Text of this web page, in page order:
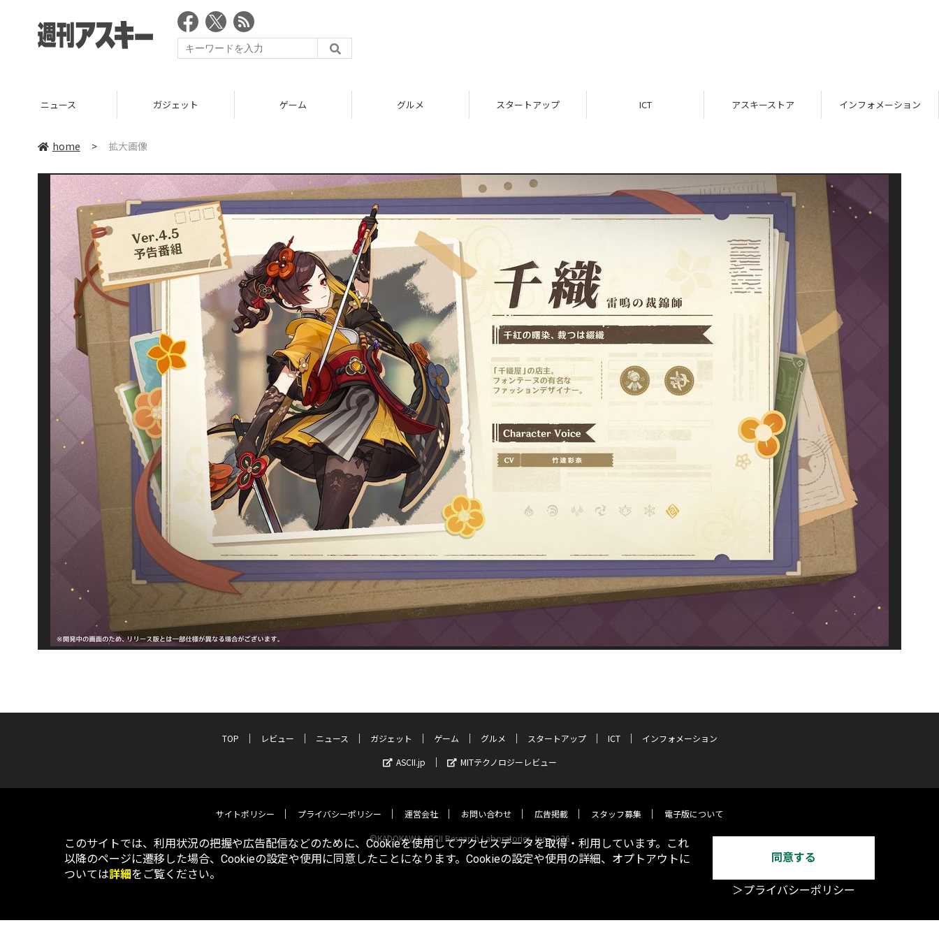
ニュース ガジェット ゲーム グルメ スタートアップ ICT アスキーストア インフォメーション
home > 拡大画像
TOP レビュー ニュース ガジェット ゲーム グルメ スタートアップ ICT
インフォメーション
ASCII.jp
MITテクノロジーレビュー
サイトポリシー プライバシーポリシー 運営会社 お問い合わせ 広告掲載 スタッフ募集 電子版について
©KADOKAWA ASCII Research Laboratories, Inc. 2026
このサイトでは、利用状況の把握や広告配信などのために、Cookieを使用してアクセスデータを取得・利用しています。これ
以降のページに遷移した場合、Cookieの設定や使用に同意したことになります。Cookieの設定や使用の詳細、オプトアウトに
ついては詳細をご覧ください。
同意する
＞プライバシーポリシー